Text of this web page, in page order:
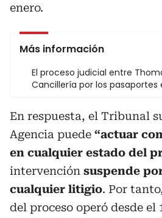
enero.
Más información
El proceso judicial entre
Cancillería por los pasaportes
En respuesta, el Tribunal
Agencia puede “actuar
en cualquier estado del
intervención suspende
cualquier litigio. Por
del proceso operó desde el